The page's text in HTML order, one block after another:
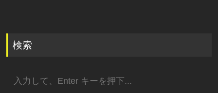
検索
索: